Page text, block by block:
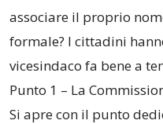
associare il proprio
formale? I cittadini
vicesindaco fa bene a
Punto 1 – La
Si apre con il punto